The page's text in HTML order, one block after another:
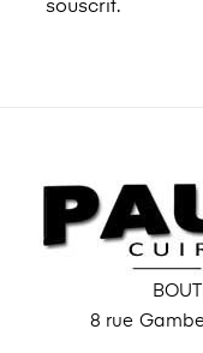
souscrit.
8 rue